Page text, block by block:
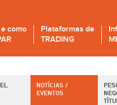
como
Plataformas de
TRADING
NOTÍCIAS /
EVENTOS